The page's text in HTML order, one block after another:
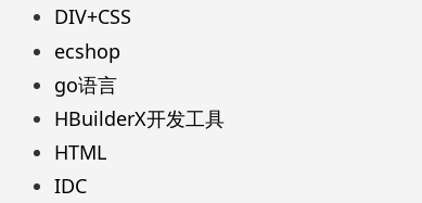
DIV+CSS
ecshop
go语言
HBuilderX开发工具
HTML
IDC